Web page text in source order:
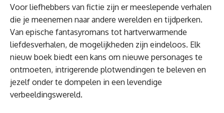
Voor liefhebbers van fictie zijn er meeslepende verhalen
die je meenemen naar andere werelden en tijdperken.
Van epische fantasyromans tot hartverwarmende
liefdesverhalen, de mogelijkheden zijn eindeloos. Elk
nieuw boek biedt een kans om nieuwe personages te
ontmoeten, intrigerende plotwendingen te beleven en
jezelf onder te dompelen in een levendige
verbeeldingswereld.